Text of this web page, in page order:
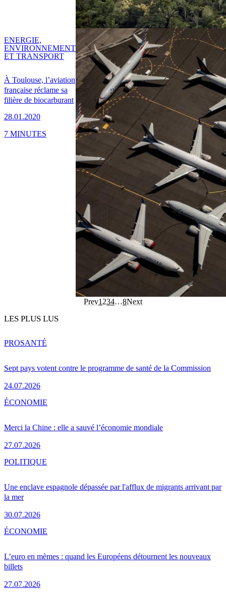
À Toulouse, l’aviation
française réclame sa
filière de biocarburant
28.01.2020
ENERGIE,
ENVIRONNEMENT
ET TRANSPORT
7 MINUTES
Prev1 234…8Next
LES PLUS LUS
Sept pays votent contre le programme de santé de la Commission
24.07.2026
PROSANTÉ
Merci la Chine : elle a sauvé l’économie mondiale
27.07.2026
ÉCONOMIE
Une enclave espagnole dépassée par l'afflux de migrants arrivant par
la mer
30.07.2026
POLITIQUE
L’euro en mèmes : quand les Européens détournent les nouveaux
billets
27.07.2026
ÉCONOMIE